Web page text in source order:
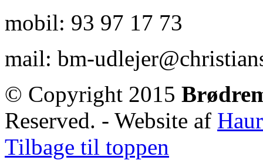
mobil: 93 97 17 73
mail: bm-
© Copyright 2015
Reserved. - Website af
Tilbage til toppen